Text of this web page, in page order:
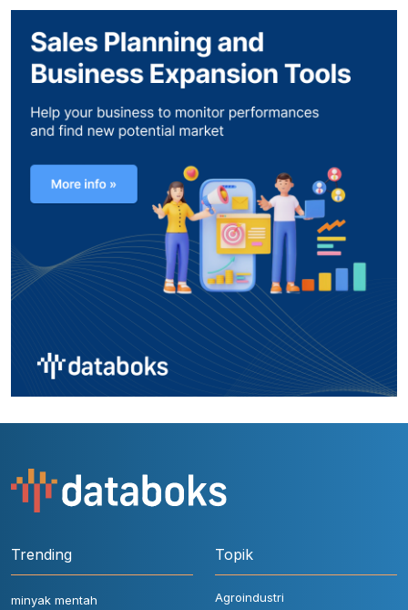
Trending
minyak mentah
Topik
Agroindustri